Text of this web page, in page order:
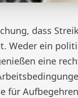
dass
Weder ein
eine
für